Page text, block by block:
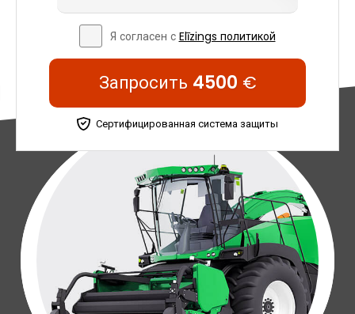
Я согласен с Elīzings политикой
Запросить 4500 €
Сертифицированная система защиты